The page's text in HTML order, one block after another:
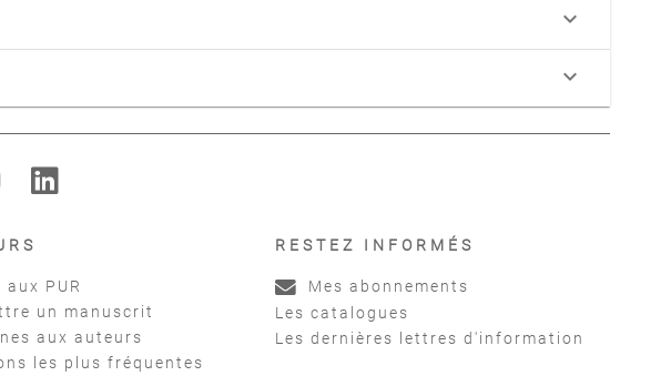
keyboard_arrow_down
keyboard_arrow_down
PUR
un manuscrit
aux auteurs
les plus fréquentes
RESTEZ INFORMÉS
Mes abonnements
Les catalogues
Les dernières lettres d'information